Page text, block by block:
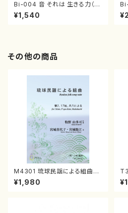
Bi-004 音 それは 生きる力（茅
原 芳男/書籍）
¥1,540
技
その他の商品
M4301 琉球民謡による組曲
（箏/牧野由多可作曲/宮城喜代
子・宮城数江著/箏曲楽譜）
¥1,980
山
45